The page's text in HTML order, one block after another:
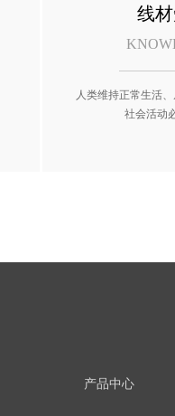
人类维持正常生活
社会活动
线
产品中心